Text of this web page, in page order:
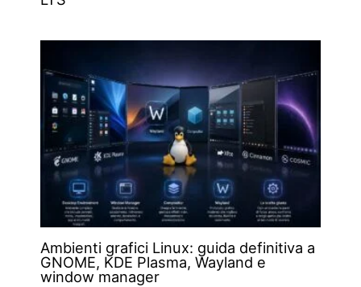
Ambienti grafici Linux: guida definitiva a
GNOME, KDE Plasma, Wayland e
window manager